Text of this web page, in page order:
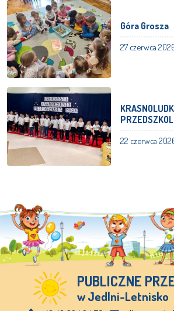
Góra Grosza
27 czerwca
22 czerwca
PUBLICZNE
w Jedlni-Letnisko